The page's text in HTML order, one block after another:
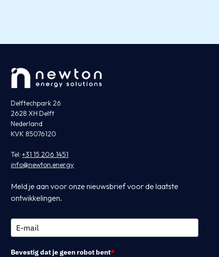
Delftechpark 26
2628 XH Delft
Nederland
KVK 85076120
Tel:+31 15 206 1451
info@newton.energy
Meld je aan voor onze nieuwsbrief voor de laatste
ontwikkelingen.
Bevestig dat je geen robot bent*